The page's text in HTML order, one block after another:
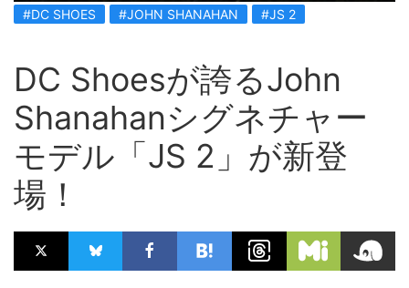
#DC SHOES #JOHN SHANAHAN #JS 2
DC Shoesが誇るJohn
Shanahanシグネチャー
モデル「JS 2」が新登
場！